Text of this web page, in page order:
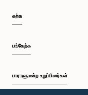
கற்க
பங்கேற்க
பாராளுமன்ற உறுப்பினர்கள்